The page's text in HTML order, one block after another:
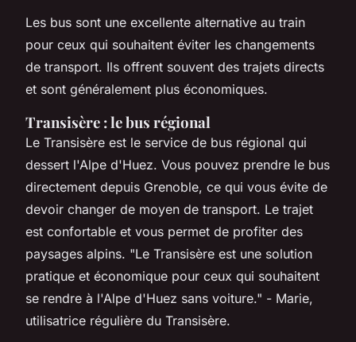
Les bus sont une excellente alternative au train
pour ceux qui souhaitent éviter les changements
de transport. Ils offrent souvent des trajets directs
et sont généralement plus économiques.
Transisère : le bus régional
Le Transisère est le service de bus régional qui
dessert l'Alpe d'Huez. Vous pouvez prendre le bus
directement depuis Grenoble, ce qui vous évite de
devoir changer de moyen de transport. Le trajet
est confortable et vous permet de profiter des
paysages alpins. "Le Transisère est une solution
pratique et économique pour ceux qui souhaitent
se rendre à l'Alpe d'Huez sans voiture." - Marie,
utilisatrice régulière du Transisère.